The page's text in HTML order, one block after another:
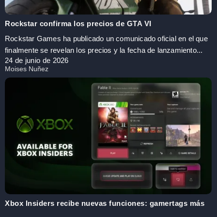
Rockstar confirma los precios de GTA VI
Rockstar Games ha publicado un comunicado oficial en el que
finalmente se revelan los precios y la fecha de lanzamiento...
24 de junio de 2026
Moises Nuñez
Xbox Insiders recibe nuevas funciones: gamertags más